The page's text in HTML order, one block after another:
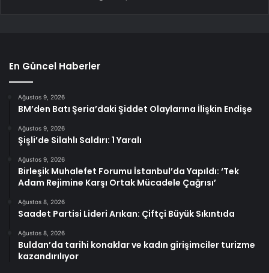
En Güncel Haberler
Ağustos 9, 2026
BM’den Batı Şeria’daki Şiddet Olaylarına İlişkin Endişe
Ağustos 9, 2026
Şişli’de Silahlı Saldırı: 1 Yaralı
Ağustos 9, 2026
Birleşik Muhalefet Forumu İstanbul’da Yapıldı: ‘Tek
Adam Rejimine Karşı Ortak Mücadele Çağrısı’
Ağustos 8, 2026
Saadet Partisi Lideri Arıkan: Çiftçi Büyük Sıkıntıda
Ağustos 8, 2026
Buldan’da tarihi konaklar ve kadın girişimciler turizme
kazandırılıyor